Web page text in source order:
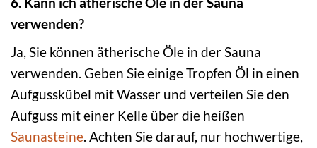
verwenden?
Ja, Sie können ätherische Öle in der Sauna
verwenden. Geben Sie einige Tropfen Öl in einen
Aufgusskübel mit Wasser und verteilen Sie den
Aufguss mit einer Kelle über die heißen
Saunasteine. Achten Sie darauf, nur hochwertige,